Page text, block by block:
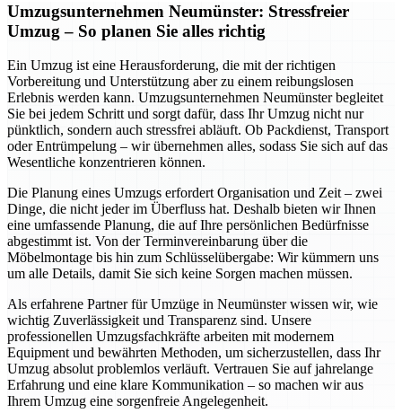
Umzugsunternehmen Neumünster: Stressfreier
Umzug – So planen Sie alles richtig
Ein Umzug ist eine Herausforderung, die mit der richtigen
Vorbereitung und Unterstützung aber zu einem reibungslosen
Erlebnis werden kann. Umzugsunternehmen Neumünster begleitet
Sie bei jedem Schritt und sorgt dafür, dass Ihr Umzug nicht nur
pünktlich, sondern auch stressfrei abläuft. Ob Packdienst, Transport
oder Entrümpelung – wir übernehmen alles, sodass Sie sich auf das
Wesentliche konzentrieren können.
Die Planung eines Umzugs erfordert Organisation und Zeit – zwei
Dinge, die nicht jeder im Überfluss hat. Deshalb bieten wir Ihnen
eine umfassende Planung, die auf Ihre persönlichen Bedürfnisse
abgestimmt ist. Von der Terminvereinbarung über die
Möbelmontage bis hin zum Schlüsselübergabe: Wir kümmern uns
um alle Details, damit Sie sich keine Sorgen machen müssen.
Als erfahrene Partner für Umzüge in Neumünster wissen wir, wie
wichtig Zuverlässigkeit und Transparenz sind. Unsere
professionellen Umzugsfachkräfte arbeiten mit modernem
Equipment und bewährten Methoden, um sicherzustellen, dass Ihr
Umzug absolut problemlos verläuft. Vertrauen Sie auf jahrelange
Erfahrung und eine klare Kommunikation – so machen wir aus
Ihrem Umzug eine sorgenfreie Angelegenheit.